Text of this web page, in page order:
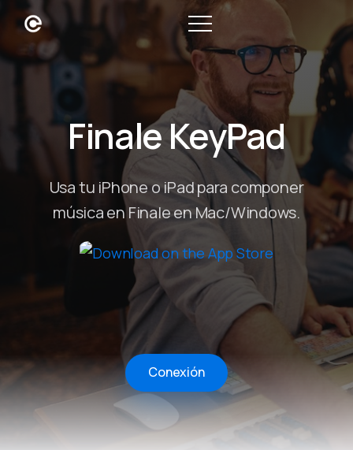
Finale KeyPad
Usa tu iPhone o iPad para componer
música en Finale en Mac/Windows.
Conexión